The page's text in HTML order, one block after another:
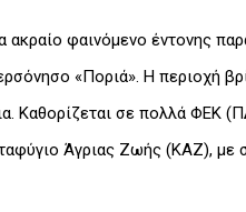
φαινόμενο έντονης
«Ποριά». Η περιοχή
Καθορίζεται σε πολλά ΦΕΚ
Άγριας Ζωής (ΚΑΖ), με